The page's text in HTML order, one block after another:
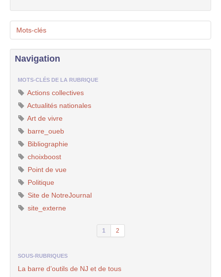
Mots-clés
Navigation
MOTS-CLÉS DE LA RUBRIQUE
Actions collectives
Actualités nationales
Art de vivre
barre_oueb
Bibliographie
choixboost
Point de vue
Politique
Site de NotreJournal
site_externe
1 2
SOUS-RUBRIQUES
La barre d’outils de NJ et de tous